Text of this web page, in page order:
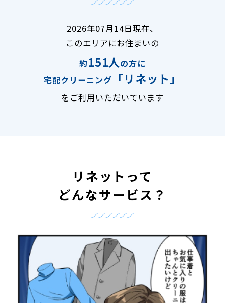
2026年07月14日現在、
このエリアにお住まいの
約151人の方に
宅配クリーニング
「リネット」
をご利用いただいています
リネットって
どんなサービス？